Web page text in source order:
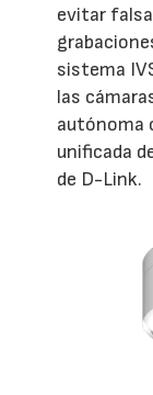
evitar
sistema
las
autónoma
unificada
de D-Link.